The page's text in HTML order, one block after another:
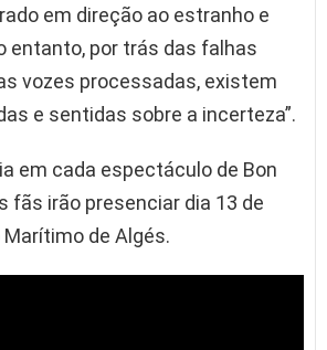
em direção ao estranho e
entanto, por trás das falhas
vozes processadas, existem
e sentidas sobre a incerteza”.
em cada espectáculo de Bon
fãs irão presenciar dia 13 de
de Algés.